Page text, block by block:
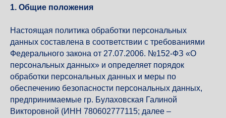
1. Общие положения
Настоящая политика обработки персональных
данных составлена в соответствии с требованиями
Федерального закона от 27.07.2006. №152-ФЗ «О
персональных данных» и определяет порядок
обработки персональных данных и меры по
обеспечению безопасности персональных данных,
предпринимаемые гр. Булаховская Галиной
Викторовной (ИНН 780602777115; далее –